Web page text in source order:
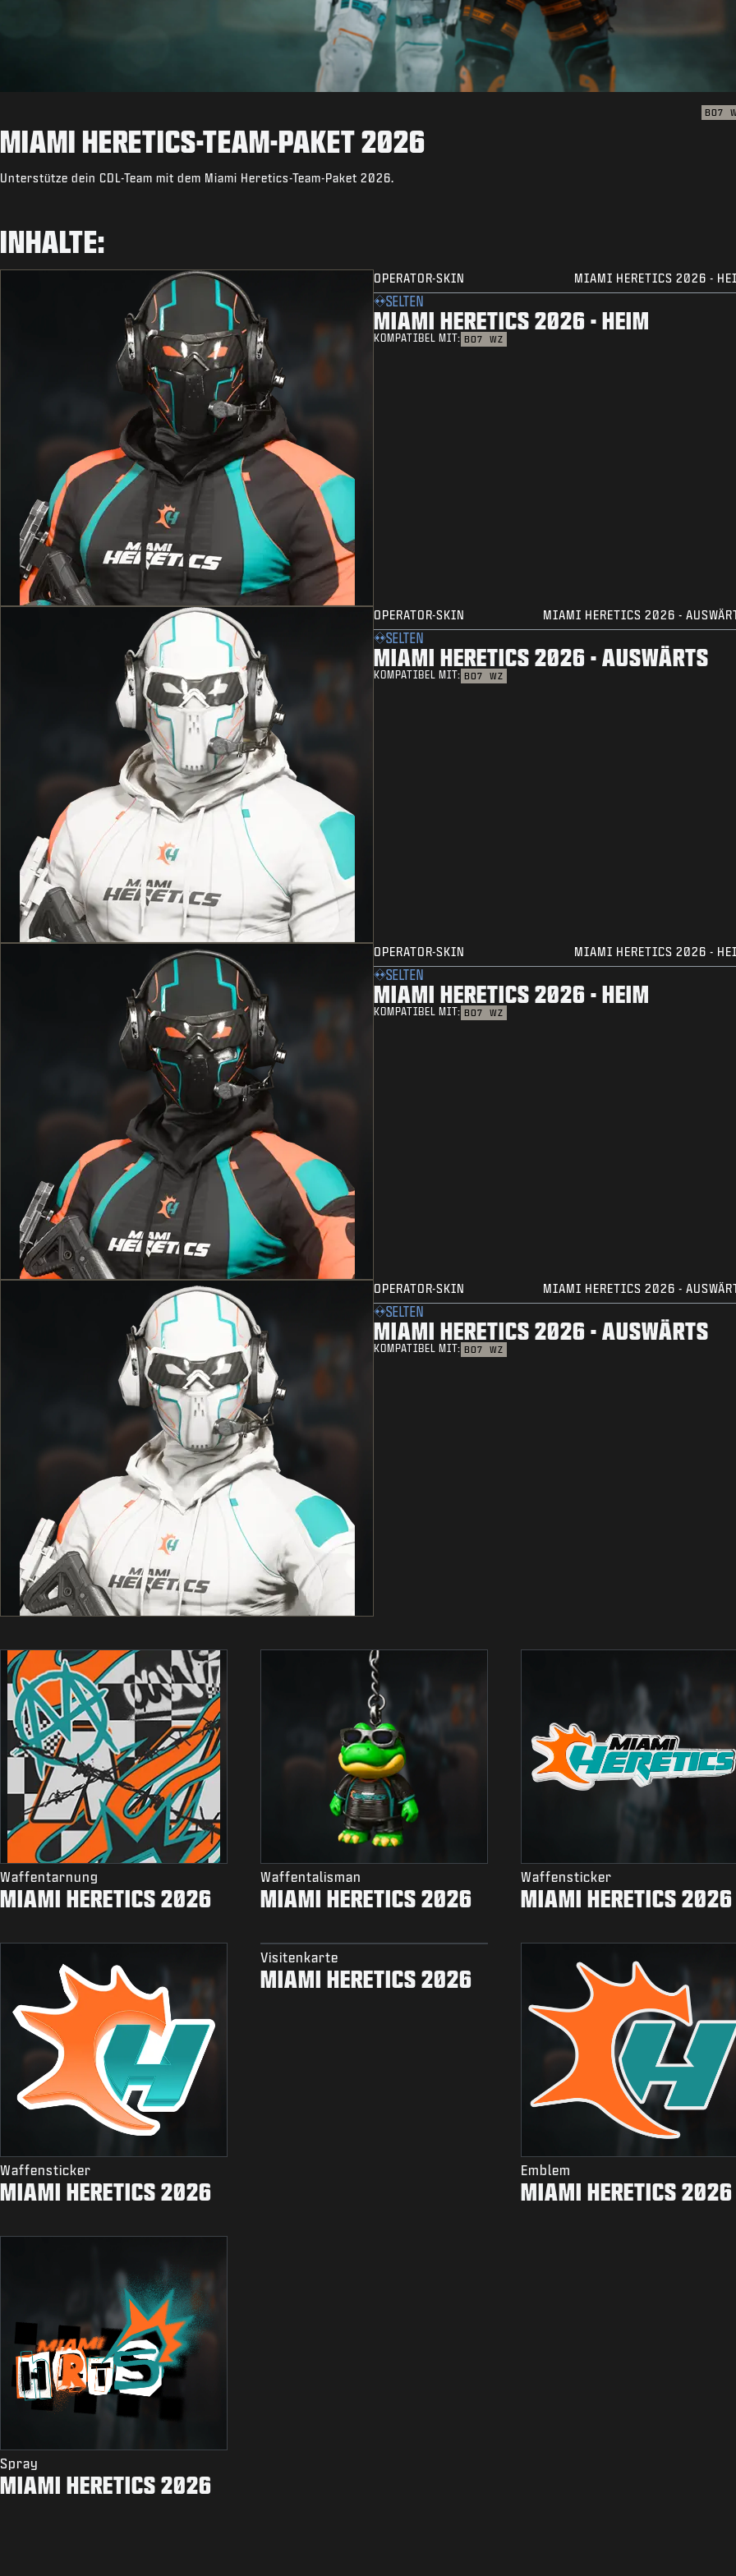
BO7
MIAMI HERETICS-TEAM-PAKET 2026
Unterstütze dein CDL-Team mit dem Miami Heretics-Team-Paket 2026.
INHALTE:
OPERATOR-SKIN MIAMI HERETICS 2026 -
SELTEN
MIAMI HERETICS 2026 - HEIM
KOMPATIBEL MIT: BO7 WZ
OPERATOR-SKIN MIAMI HERETICS 2026 -
SELTEN
MIAMI HERETICS 2026 - AUSWÄRTS
KOMPATIBEL MIT: BO7 WZ
OPERATOR-SKIN MIAMI HERETICS 2026 -
SELTEN
MIAMI HERETICS 2026 - HEIM
KOMPATIBEL MIT: BO7 WZ
OPERATOR-SKIN MIAMI HERETICS 2026 -
SELTEN
MIAMI HERETICS 2026 - AUSWÄRTS
KOMPATIBEL MIT: BO7 WZ
Waffentarnung
MIAMI HERETICS 2026
Waffentalisman
MIAMI HERETICS 2026
Waffensticker
MIAMI HERETICS 2026
Waffensticker
MIAMI HERETICS 2026
Visitenkarte
MIAMI HERETICS 2026
Emblem
MIAMI HERETICS 2026
Spray
MIAMI HERETICS 2026